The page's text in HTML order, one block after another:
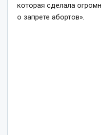
которая сделала
о запрете абортов».